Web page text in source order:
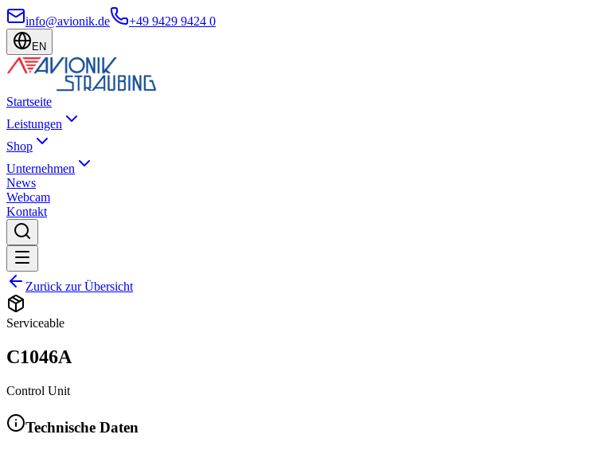
info@avionik.de +49 9429 9424 0
EN
Startseite
Leistungen
Shop
Unternehmen
News
Webcam
Kontakt
Zurück zur Übersicht
Serviceable
C1046A
Control Unit
Technische Daten